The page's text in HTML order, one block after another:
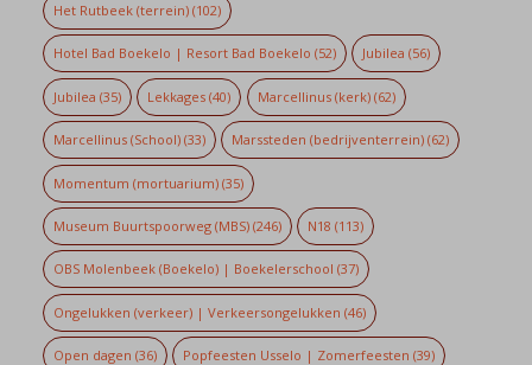
Het Rutbeek (terrein)(102)
Hotel Bad Boekelo | Resort Bad Boekelo (52) Jubilea (56)
Jubilea (35) Lekkages (40) Marcellinus (kerk)(62)
Marcellinus (School)(33) Marssteden (bedrijventerrein) (62)
Momentum (mortuarium)(35)
Museum Buurtspoorweg (MBS)(246) N18 (113)
OBS Molenbeek (Boekelo) | Boekelerschool (37)
Ongelukken (verkeer) | Verkeersongelukken (46)
Open dagen (36) Popfeesten Usselo | Zomerfeesten (39)